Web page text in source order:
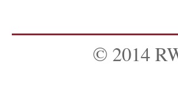
© 2014